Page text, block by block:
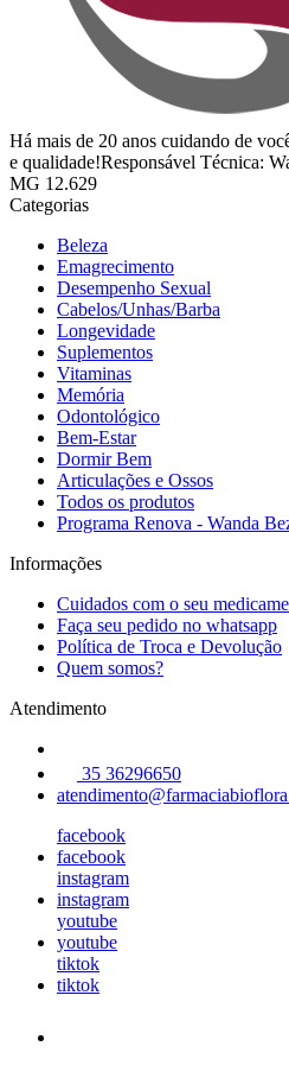
Há mais de 20 anos cuidando de
e qualidade!Responsável Técnica:
MG 12.629
Categorias
Beleza
Emagrecimento
Desempenho Sexual
Cabelos/Unhas/Barba
Longevidade
Suplementos
Vitaminas
Memória
Odontológico
Bem-Estar
Dormir Bem
Articulações e Ossos
Todos os produtos
Programa Renova - Wanda
Informações
Cuidados com o seu
Faça seu pedido no whatsapp
Política de Troca e Devolução
Quem somos?
Atendimento
35 36296650
facebook
facebook
instagram
instagram
youtube
youtube
tiktok
tiktok